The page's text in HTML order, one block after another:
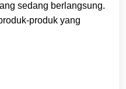
sedang berlangsung.
produk yang